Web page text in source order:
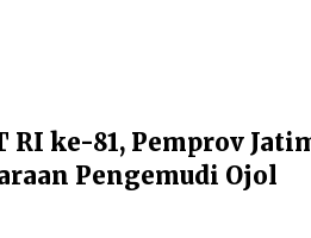
RI ke-81, Pemprov
Pengemudi Ojol